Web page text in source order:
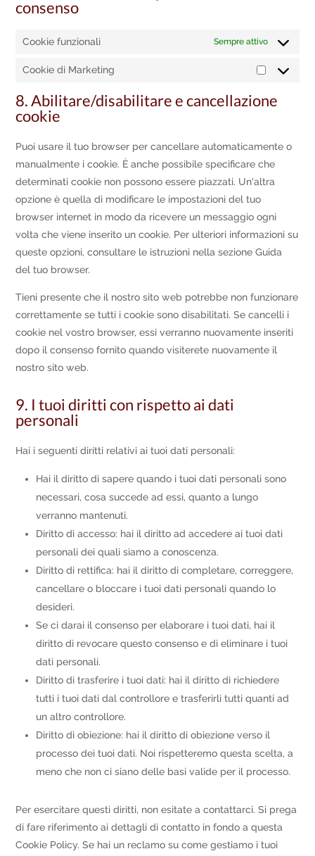
consenso
Cookie funzionali Sempre attivo
Cookie di Marketing
Cookie
di
8. Abilitare/disabilitare e cancellazione
cookie
Puoi usare il tuo browser per cancellare automaticamente o
manualmente i cookie. È anche possibile specificare che
determinati cookie non possono essere piazzati. Un'altra
opzione è quella di modificare le impostazioni del tuo
browser internet in modo da ricevere un messaggio ogni
volta che viene inserito un cookie. Per ulteriori informazioni su
queste opzioni, consultare le istruzioni nella sezione Guida
del tuo browser.
Tieni presente che il nostro sito web potrebbe non funzionare
correttamente se tutti i cookie sono disabilitati. Se cancelli i
cookie nel vostro browser, essi verranno nuovamente inseriti
dopo il consenso fornito quando visiterete nuovamente il
nostro sito web.
9. I tuoi diritti con rispetto ai dati
personali
Hai i seguenti diritti relativi ai tuoi dati personali:
Hai il diritto di sapere quando i tuoi dati personali sono
necessari, cosa succede ad essi, quanto a lungo
verranno mantenuti.
Diritto di accesso: hai il diritto ad accedere ai tuoi dati
personali dei quali siamo a conoscenza.
Diritto di rettifica: hai il diritto di completare, correggere,
cancellare o bloccare i tuoi dati personali quando lo
desideri.
Se ci darai il consenso per elaborare i tuoi dati, hai il
diritto di revocare questo consenso e di eliminare i tuoi
dati personali.
Diritto di trasferire i tuoi dati: hai il diritto di richiedere
tutti i tuoi dati dal controllore e trasferirli tutti quanti ad
un altro controllore.
Diritto di obiezione: hai il diritto di obiezione verso il
processo dei tuoi dati. Noi rispetteremo questa scelta, a
meno che non ci siano delle basi valide per il processo.
Per esercitare questi diritti, non esitate a contattarci. Si prega
di fare riferimento ai dettagli di contatto in fondo a questa
Cookie Policy. Se hai un reclamo su come gestiamo i tuoi